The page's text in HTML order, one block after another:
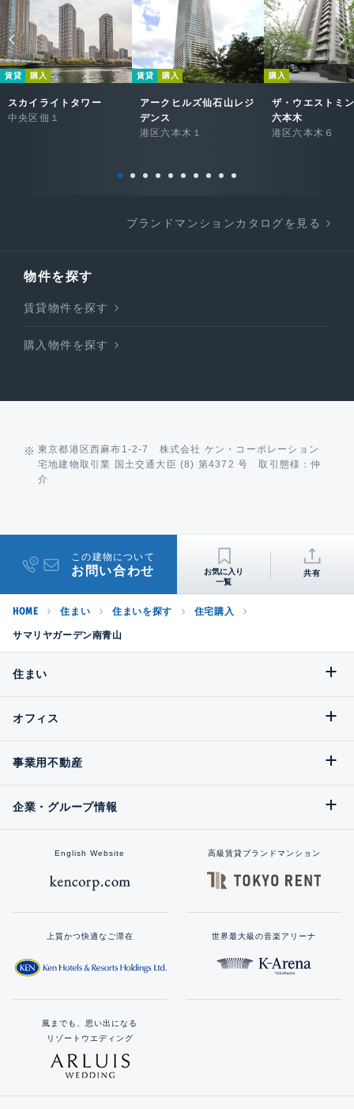
賃貸 購入
スカイライトタワー
中央区佃１
賃貸 購入
アークヒルズ仙石山レジ
デンス
港区六本木１
購入
ザ・ウエストミ
六本木
港区六本木６
ブランドマンションカタログを見る
物件を探す
賃貸物件を探す
購入物件を探す
東京都港区西麻布1-2-7 株式会社 ケン・コーポレーション
宅地建物取引業 国土交通大臣 (8) 第4372 号 取引態様：仲
介
この建物について
お問い合わせ 共有
HOME 住まい 住まいを探す 住宅購入
サマリヤガーデン南青山
住まい
オフィス
事業用不動産
企業・グループ情報
English Website 高級賃貸ブランドマンション
上質かつ快適なご滞在 世界最大級の音楽アリーナ
風までも、思い出になる
リゾートウエディング